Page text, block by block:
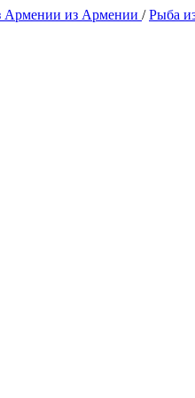
Армении из Армении /Рыба